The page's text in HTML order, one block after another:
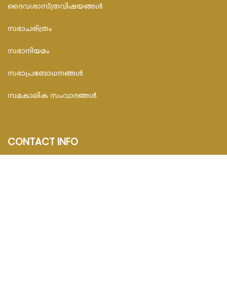
ദൈവശാസ്ത്രവിഷയങ്ങള്‍
സഭാചരിത്രം
സഭാനിയമം
സഭാപ്രബോധനങ്ങള്‍
സമകാലിക സംവാദങ്ങൾ
CONTACT INFO